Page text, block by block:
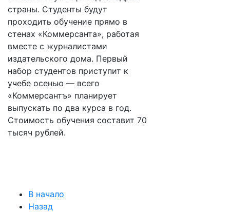
страны. Студенты будут
проходить обучение прямо в
стенах «Коммерсанта», работая
вместе с журналистами
издательского дома. Первый
набор студентов приступит к
учебе осенью — всего
«Коммерсантъ» планирует
выпускать по два курса в год.
Стоимость обучения составит 70
тысяч рублей.
В начало
Назад